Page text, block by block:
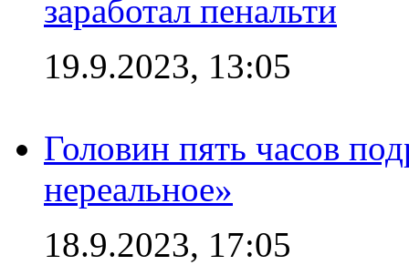
заработал пенальти
19.9.2023, 13:05
Головин пять часов
нереальное»
18.9.2023, 17:05